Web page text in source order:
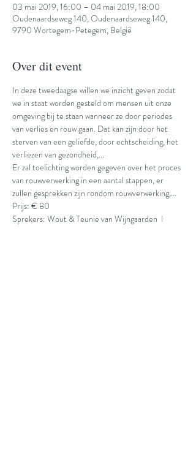
03 mai 2019, 16:00 – 04 mai 2019, 18:00
Oudenaardseweg 140, Oudenaardseweg 140,
9790 Wortegem-Petegem, België
Over dit event
In deze tweedaagse willen we inzicht geven zodat
we in staat worden gesteld om mensen uit onze
omgeving bij te staan wanneer ze door periodes
van verlies en rouw gaan. Dat kan zijn door het
sterven van een geliefde, door echtscheiding, het
verliezen van gezondheid,...
Er zal toelichting worden gegeven over het proces
van rouwverwerking in een aantal stappen, er
zullen gesprekken zijn rondom rouwverwerking,...
Prijs: € 80
Sprekers: Wout & Teunie van Wijngaarden  l